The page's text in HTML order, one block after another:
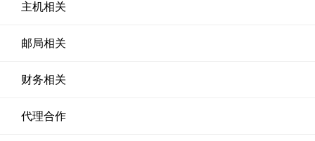
主机相关
邮局相关
财务相关
代理合作